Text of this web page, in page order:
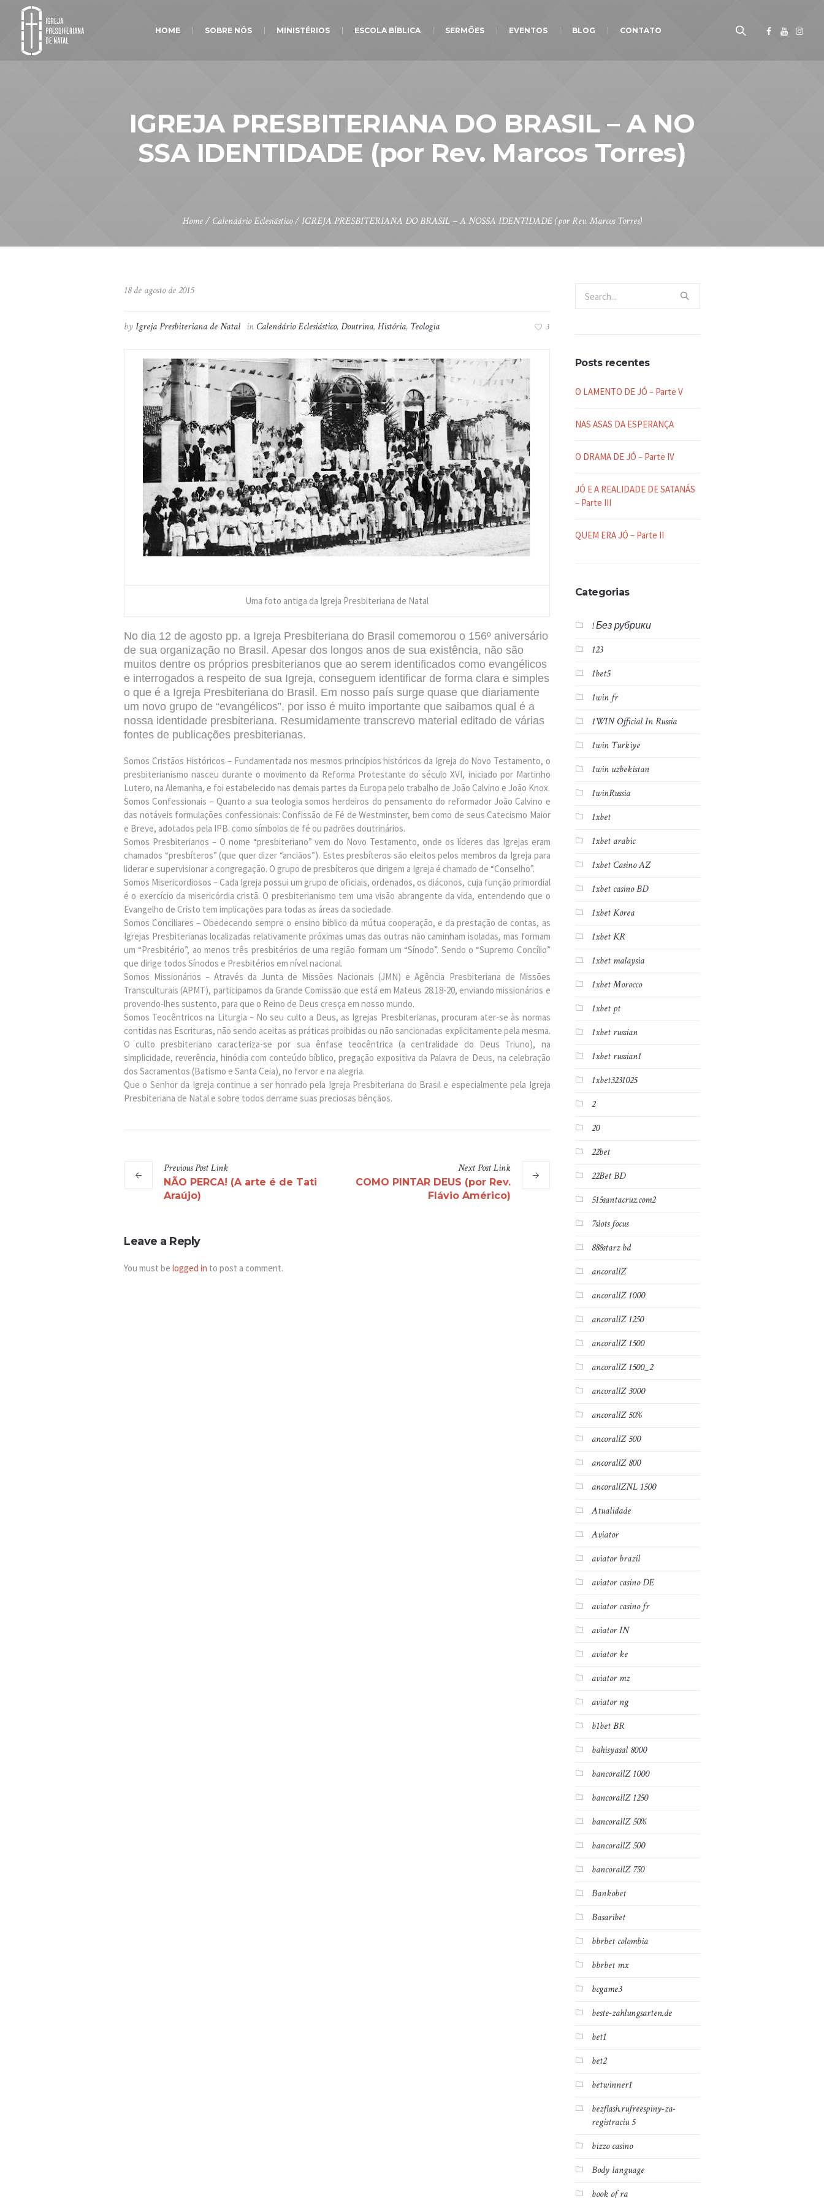
HOME SOBRE NÓS MINISTÉRIOS ESCOLA BÍBLICA SERMÕES EVENTOS BLOG CONTATO
IGREJA PRESBITERIANA DO BRASIL – A NO
SSA IDENTIDADE (por Rev. Marcos Torres)
Home / Calendário Eclesiástico /IGREJA PRESBITERIANA DO BRASIL – A NOSSA IDENTIDADE (por Rev. Marcos Torres)
18 de agosto de 2015
byIgreja Presbiteriana de Natal in Calendário Eclesiástico,Doutrina,História, Teologia 3
Uma foto antiga da Igreja Presbiteriana de Natal
No dia 12 de agosto pp. a Igreja Presbiteriana do Brasil comemorou o 156º aniversário
de sua organização no Brasil. Apesar dos longos anos de sua existência, não são
muitos dentre os próprios presbiterianos que ao serem identificados como evangélicos
e interrogados a respeito de sua Igreja, conseguem identificar de forma clara e simples
o que é a Igreja Presbiteriana do Brasil. Em nosso país surge quase que diariamente
um novo grupo de “evangélicos”, por isso é muito importante que saibamos qual é a
nossa identidade presbiteriana. Resumidamente transcrevo material editado de várias
fontes de publicações presbiterianas.
Somos Cristãos Históricos – Fundamentada nos mesmos princípios históricos da Igreja do Novo Testamento, o
presbiterianismo nasceu durante o movimento da Reforma Protestante do século XVI, iniciado por Martinho
Lutero, na Alemanha, e foi estabelecido nas demais partes da Europa pelo trabalho de João Calvino e João Knox.
Somos Confessionais – Quanto a sua teologia somos herdeiros do pensamento do reformador João Calvino e
das notáveis formulações confessionais: Confissão de Fé de Westminster, bem como de seus Catecismo Maior
e Breve, adotados pela IPB. como símbolos de fé ou padrões doutrinários.
Somos Presbiterianos – O nome “presbiteriano” vem do Novo Testamento, onde os líderes das Igrejas eram
chamados “presbíteros” (que quer dizer “anciãos”). Estes presbíteros são eleitos pelos membros da Igreja para
liderar e supervisionar a congregação. O grupo de presbíteros que dirigem a Igreja é chamado de “Conselho”.
Somos Misericordiosos – Cada Igreja possui um grupo de oficiais, ordenados, os diáconos, cuja função primordial
é o exercício da misericórdia cristã. O presbiterianismo tem uma visão abrangente da vida, entendendo que o
Evangelho de Cristo tem implicações para todas as áreas da sociedade.
Somos Conciliares – Obedecendo sempre o ensino bíblico da mútua cooperação, e da prestação de contas, as
Igrejas Presbiterianas localizadas relativamente próximas umas das outras não caminham isoladas, mas formam
um “Presbitério”, ao menos três presbitérios de uma região formam um “Sínodo”. Sendo o “Supremo Concílio”
que dirige todos Sínodos e Presbitérios em nível nacional.
Somos Missionários – Através da Junta de Missões Nacionais (JMN) e Agência Presbiteriana de Missões
Transculturais (APMT), participamos da Grande Comissão que está em Mateus 28.18-20, enviando missionários e
provendo-lhes sustento, para que o Reino de Deus cresça em nosso mundo.
Somos Teocêntricos na Liturgia – No seu culto a Deus, as Igrejas Presbiterianas, procuram ater-se às normas
contidas nas Escrituras, não sendo aceitas as práticas proibidas ou não sancionadas explicitamente pela mesma.
O culto presbiteriano caracteriza-se por sua ênfase teocêntrica (a centralidade do Deus Triuno), na
simplicidade, reverência, hinódia com conteúdo bíblico, pregação expositiva da Palavra de Deus, na celebração
dos Sacramentos (Batismo e Santa Ceia), no fervor e na alegria.
Que o Senhor da Igreja continue a ser honrado pela Igreja Presbiteriana do Brasil e especialmente pela Igreja
Presbiteriana de Natal e sobre todos derrame suas preciosas bênçãos.
PreviousPostLink
NÃO PERCA! (A arte é de Tati
Araújo)
NextPostLink
COMO PINTAR DEUS (por Rev.
Flávio Américo)
Leave a Reply
You must be logged in to post a comment.
Posts recentes
O LAMENTO DE JÓ – Parte V
NAS ASAS DA ESPERANÇA
O DRAMA DE JÓ – Parte IV
JÓ E A REALIDADE DE SATANÁS
– Parte III
QUEM ERA JÓ – Parte II
Categorias
! Без рубрики
123
1bet5
1win fr
1WIN Official In Russia
1win Turkiye
1win uzbekistan
1winRussia
1xbet
1xbet arabic
1xbet Casino AZ
1xbet casino BD
1xbet Korea
1xbet KR
1xbet malaysia
1xbet Morocco
1xbet pt
1xbet russian
1xbet russian1
1xbet3231025
2
20
22bet
22Bet BD
515santacruz.com2
7slots focus
888starz bd
ancorallZ
ancorallZ 1000
ancorallZ 1250
ancorallZ 1500
ancorallZ 1500_2
ancorallZ 3000
ancorallZ 50%
ancorallZ 500
ancorallZ 800
ancorallZNL 1500
Atualidade
Aviator
aviator brazil
aviator casino DE
aviator casino fr
aviator IN
aviator ke
aviator mz
aviator ng
b1bet BR
bahisyasal 8000
bancorallZ 1000
bancorallZ 1250
bancorallZ 50%
bancorallZ 500
bancorallZ 750
Bankobet
Basaribet
bbrbet colombia
bbrbet mx
bcgame3
beste-zahlungsarten.de
bet1
bet2
betwinner1
bezflash.rufreespiny-za-
registraciu 5
bizzo casino
Body language
book of ra